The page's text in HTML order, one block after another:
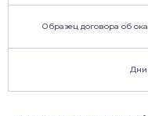
Образец договора об
Дни